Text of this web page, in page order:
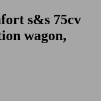
s&s 75cv
wagon,